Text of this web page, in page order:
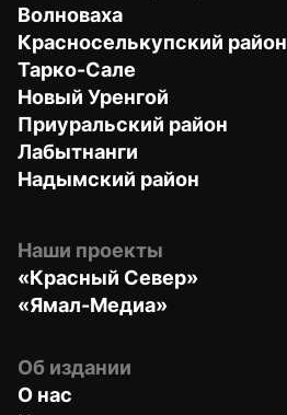
Волноваха
Красноселькупский район
Тарко-Сале
Новый Уренгой
Приуральский район
Лабытнанги
Надымский район
Наши проекты
«Красный Север»
«Ямал-Медиа»
Об издании
О нас